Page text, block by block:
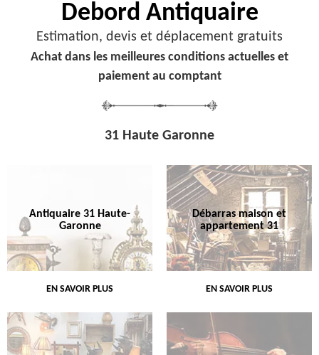
Debord Antiquaire
Estimation, devis et déplacement gratuits
Achat dans les meilleures conditions actuelles et
paiement au comptant
31 Haute Garonne
Antiquaire 31 Haute-
Garonne
EN SAVOIR PLUS
Débarras maison et
appartement 31
EN SAVOIR PLUS